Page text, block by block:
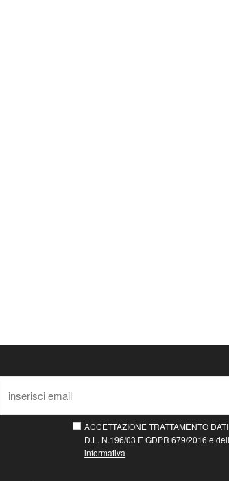
ACCETTAZIONE TRATTAMENTO
D.L. N.196/03 E GDPR 679/2016 e
informativa